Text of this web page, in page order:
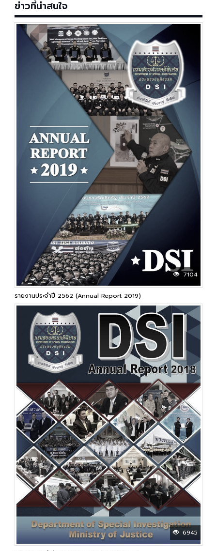
ข่าวที่น่าสนใจ
7104
รายงานประจำปี 2562 (Annual Report 2019)
6945